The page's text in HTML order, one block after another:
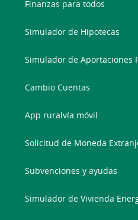
Finanzas para todos
Simulador de Hipotecas
Simulador de Aportaciones
Cambio Cuentas
App ruralvía móvil
Solicitud de Moneda
Subvenciones y ayudas
Simulador de Vivienda